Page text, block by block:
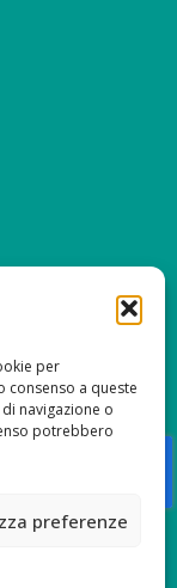
per
consenso a queste
navigazione o
potrebbero
preferenze